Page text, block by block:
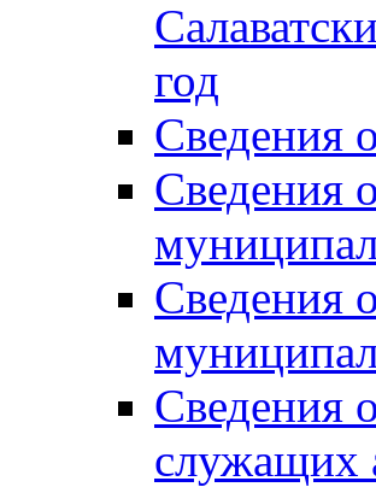
год
Сведения
Сведения
Сведения
Сведения
служащих